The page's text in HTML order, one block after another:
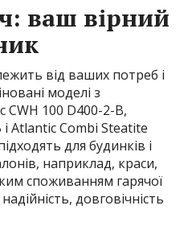
ваш вірний
від ваших потреб і
моделі з
CWH 100 D400-2-B,
Atlantic Combi Steatite
для будинків і
наприклад, краси,
споживанням гарячої
довговічність